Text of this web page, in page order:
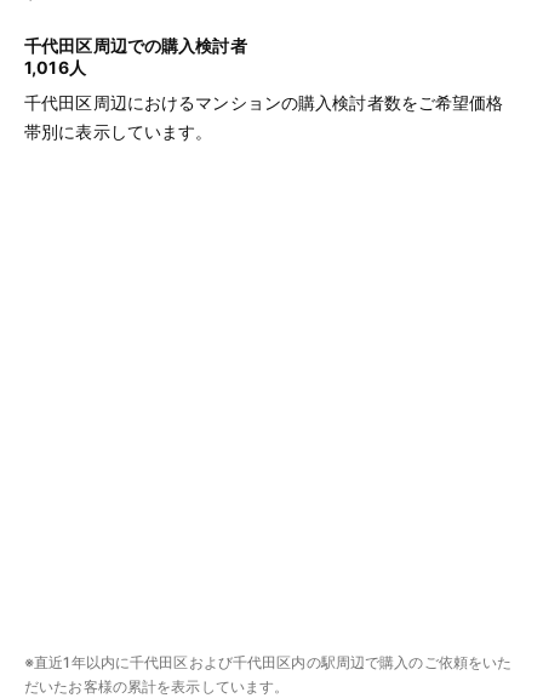
千代田区周辺での購入検討者
1,016人
千代田区周辺におけるマンションの購入検討者数をご希望価格
帯別に表示しています。
※直近1年以内に千代田区および千代田区内の駅周辺で購入のご依頼をいた
だいたお客様の累計を表示しています。